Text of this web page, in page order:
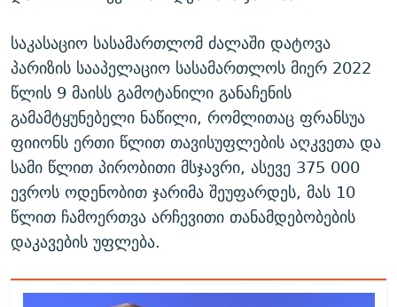
საკასაციო სასამართლომ ძალაში დატოვა
პარიზის სააპელაციო სასამართლოს მიერ 2022
წლის 9 მაისს გამოტანილი განაჩენის
გამამტყუნებელი ნაწილი, რომლითაც ფრანსუა
ფიიონს ერთი წლით თავისუფლების აღკვეთა და
სამი წლით პირობითი მსჯავრი, ასევე 375 000
ევროს ოდენობით ჯარიმა შეუფარდეს, მას 10
წლით ჩამოერთვა არჩევითი თანამდებობების
დაკავების უფლება.